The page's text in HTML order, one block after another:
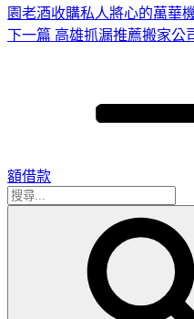
園老酒收購私人將心的萬華
下
下一篇 高雄抓漏推薦搬家公
額借款
搜